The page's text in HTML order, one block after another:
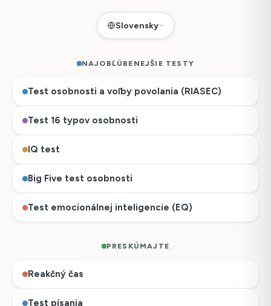
Slovensky
NAJOBĽÚBENEJŠIE TESTY
Test osobnosti a voľby povolania (RIASEC)
Test 16 typov osobnosti
IQ test
Big Five test osobnosti
Test emocionálnej inteligencie (EQ)
PRESKÚMAJTE
Reakčný čas
Test písania